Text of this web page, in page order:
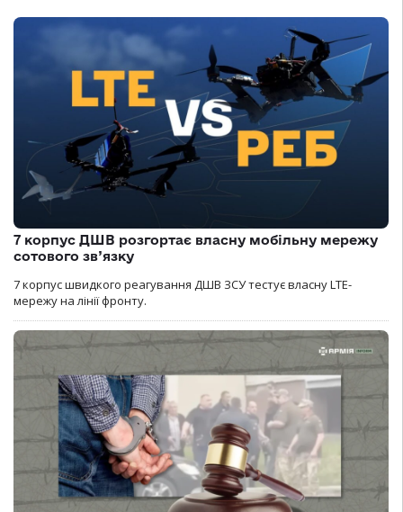
7 корпус ДШВ розгортає власну мобільну мережу
сотового зв’язку
7 корпус швидкого реагування ДШВ ЗСУ тестує власну LTE-
мережу на лінії фронту.